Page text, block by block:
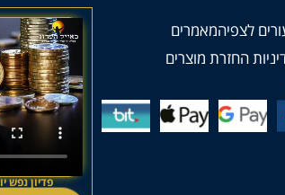
לצפיהמאמרים
החזרת מוצרים
פדיון נפש